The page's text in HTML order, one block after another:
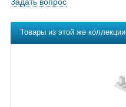
Товары из этой же коллекции